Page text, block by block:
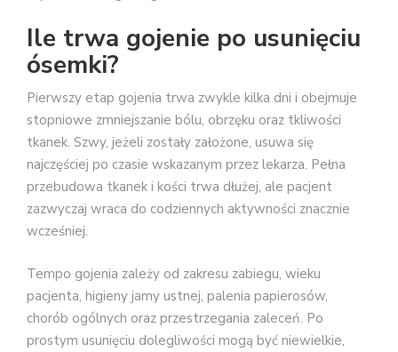
Ile trwa gojenie po usunięciu
ósemki?
Pierwszy etap gojenia trwa zwykle kilka dni i obejmuje
stopniowe zmniejszanie bólu, obrzęku oraz tkliwości
tkanek. Szwy, jeżeli zostały założone, usuwa się
najczęściej po czasie wskazanym przez lekarza. Pełna
przebudowa tkanek i kości trwa dłużej, ale pacjent
zazwyczaj wraca do codziennych aktywności znacznie
wcześniej.
Tempo gojenia zależy od zakresu zabiegu, wieku
pacjenta, higieny jamy ustnej, palenia papierosów,
chorób ogólnych oraz przestrzegania zaleceń. Po
prostym usunięciu dolegliwości mogą być niewielkie,